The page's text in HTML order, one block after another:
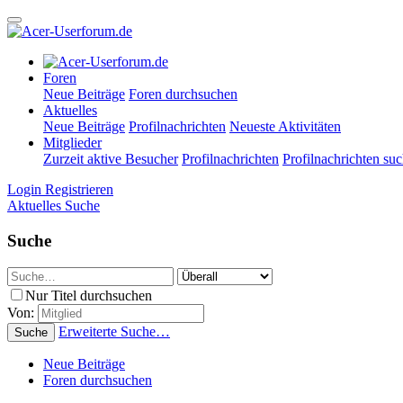
Foren
Neue Beiträge Foren durchsuchen
Aktuelles
Neue Beiträge Profilnachrichten Neueste Aktivitäten
Mitglieder
Zurzeit aktive Besucher Profilnachrichten Profilnachrichten
Login Registrieren
Aktuelles Suche
Suche
Nur Titel durchsuchen
Von:
Suche Erweiterte Suche…
Neue Beiträge
Foren durchsuchen